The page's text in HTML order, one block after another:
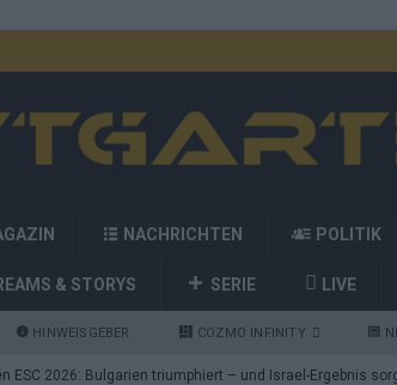
NACHRICHTEN POLITIK
& STORYS SERIE LIVE
HINWEISGEBER COZMO INFINITY
ESC 2026: Bulgarien triumphiert – und Israel-Ergebnis